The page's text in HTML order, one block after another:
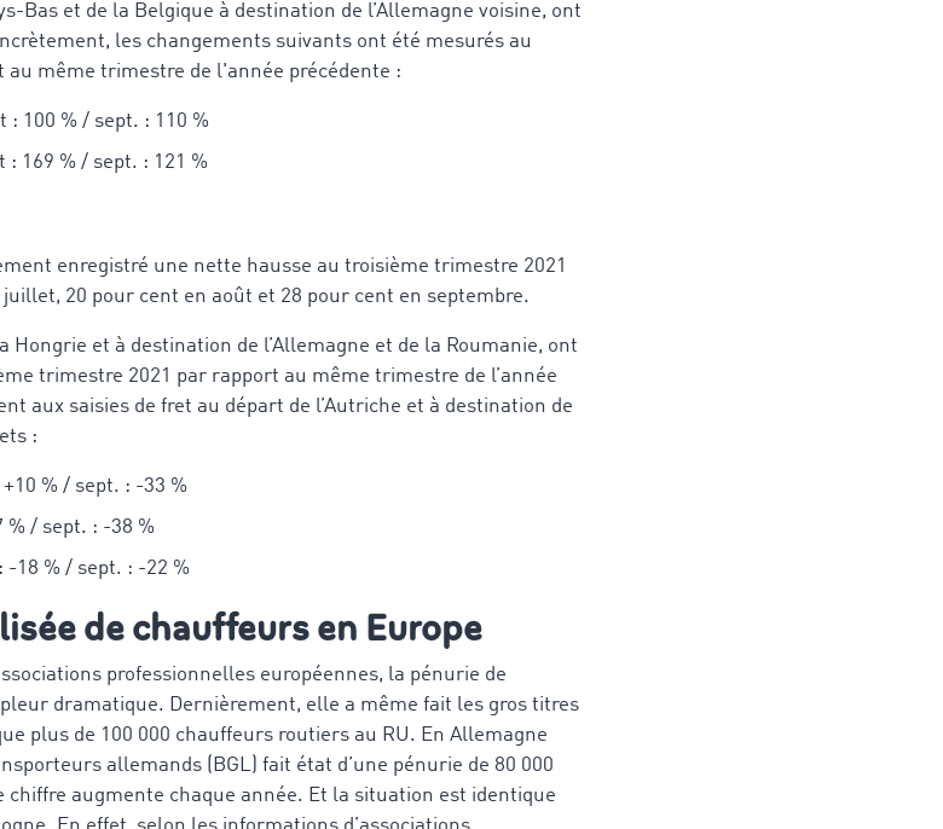
Bas et de la Belgique à destination de l’Allemagne voisine, ont
les changements suivants ont été mesurés au
même trimestre de l'année précédente :
: 100 % / sept. : 110 %
: 169 % / sept. : 121 %
enregistré une nette hausse au troisième trimestre 2021
20 pour cent en août et 28 pour cent en septembre.
Hongrie et à destination de l’Allemagne et de la Roumanie, ont
trimestre 2021 par rapport au même trimestre de l’année
aux saisies de fret au départ de l’Autriche et à destination de
:
% / sept. : -33 %
% / sept. : -38 %
-18 % / sept. : -22 %
de chauffeurs en Europe
professionnelles européennes, la pénurie de
dramatique. Dernièrement, elle a même fait les gros titres
plus de 100 000 chauffeurs routiers au RU. En Allemagne
allemands (BGL) fait état d’une pénurie de 80 000
chiffre augmente chaque année. Et la situation est identique